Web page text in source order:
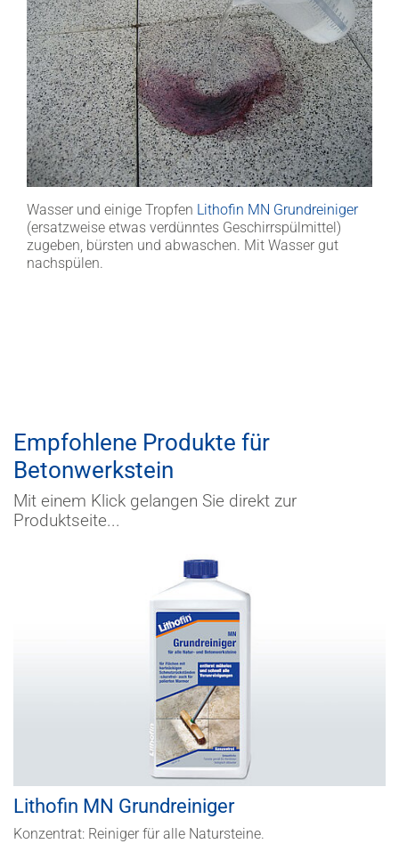
Wasser und einige Tropfen Lithofin MN Grundreiniger
(ersatzweise etwas verdünntes Geschirrspülmittel)
zugeben, bürsten und abwaschen. Mit Wasser gut
nachspülen.
Empfohlene Produkte für
Betonwerkstein
Mit einem Klick gelangen Sie direkt zur
Produktseite...
Lithofin MN Grundreiniger
Konzentrat: Reiniger für alle Natursteine.